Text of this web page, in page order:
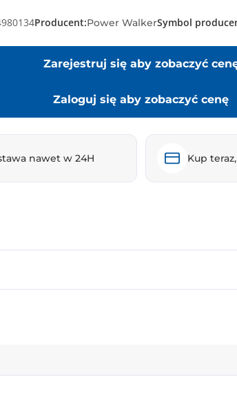
Producent:Power WalkerSymbol
Zarejestruj się aby zobaczyć
Zaloguj się aby zobaczyć cenę
nawet w 24H Kup